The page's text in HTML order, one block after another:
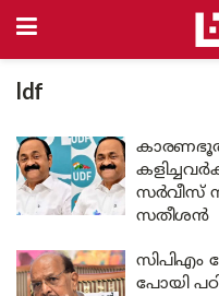
ldf
സർവീസ്
സതീശൻ
പോയി